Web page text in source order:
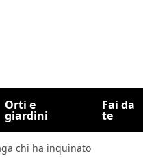
Orti e
giardini
Fai da
te
chi ha inquinato